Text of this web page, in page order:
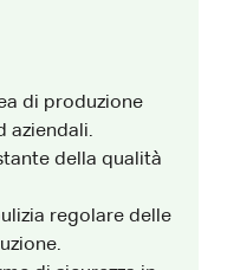
di produzione
aziendali.
della qualità
regolare delle